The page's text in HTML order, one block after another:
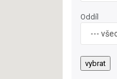
Oddíl